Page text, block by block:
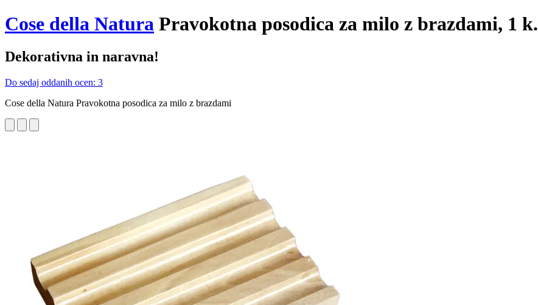
Cose della Natura Pravokotna posodica za milo z brazdami, 1 k.
Dekorativna in naravna!
Do sedaj oddanih ocen: 3
Cose della Natura Pravokotna posodica za milo z brazdami